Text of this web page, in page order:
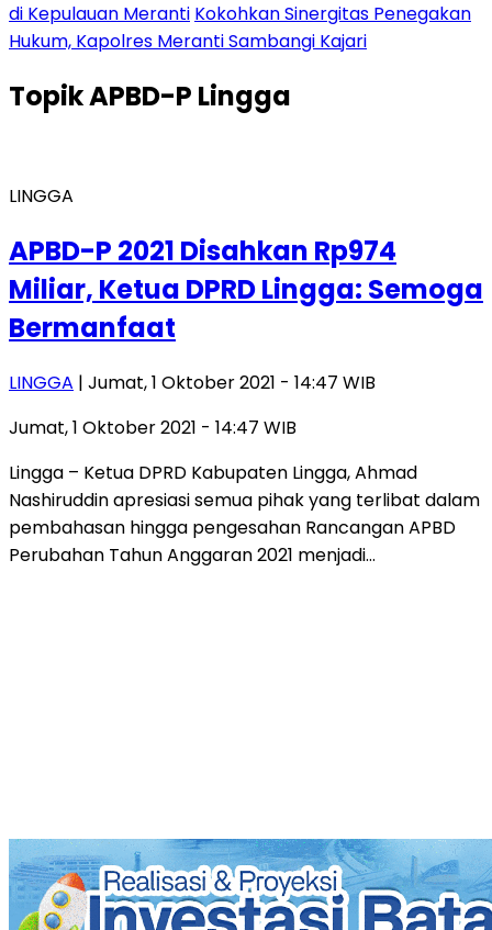
di Kepulauan Meranti Kokohkan Sinergitas Penegakan
Hukum, Kapolres Meranti Sambangi Kajari
TopikAPBD-P Lingga
LINGGA
APBD-P 2021 Disahkan Rp974
Miliar, Ketua DPRD Lingga: Semoga
Bermanfaat
LINGGA | Jumat, 1 Oktober 2021 - 14:47 WIB
Jumat, 1 Oktober 2021 - 14:47 WIB
Lingga – Ketua DPRD Kabupaten Lingga, Ahmad
Nashiruddin apresiasi semua pihak yang terlibat dalam
pembahasan hingga pengesahan Rancangan APBD
Perubahan Tahun Anggaran 2021 menjadi…